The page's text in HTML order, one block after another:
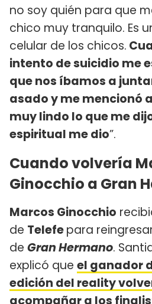
no soy quién para que
chico muy tranquilo. Es
celular de los chicos.
intento de suicidio me
que nos íbamos a
asado y me mencionó
muy lindo lo que me
espiritual me dio”.
Cuando volvería
Ginocchio a Gran
Marcos Ginocchio
de Telefepara
de Gran Hermano.
explicó que el ganador
edición del reality
acompañar a los